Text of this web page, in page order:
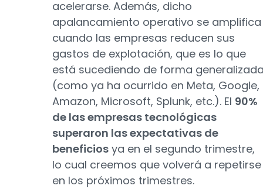
acelerarse. Además, dicho
apalancamiento operativo se amplifica
cuando las empresas reducen sus
gastos de explotación, que es lo que
está sucediendo de forma
(como ya ha ocurrido en Meta, Google,
Amazon, Microsoft, Splunk, etc.). El 90%
de las empresas tecnológicas
superaron las expectativas de
beneficios ya en el segundo trimestre,
lo cual creemos que volverá a repetirse
en los próximos trimestres.